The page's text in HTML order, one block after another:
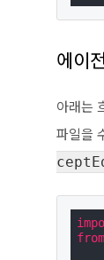
에이
아래는
파일을
from